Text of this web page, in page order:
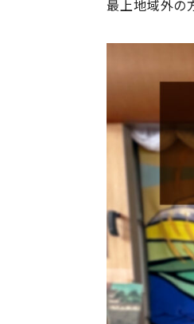
最上地域外の